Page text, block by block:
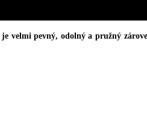
velmi pevný, odolný a pružný